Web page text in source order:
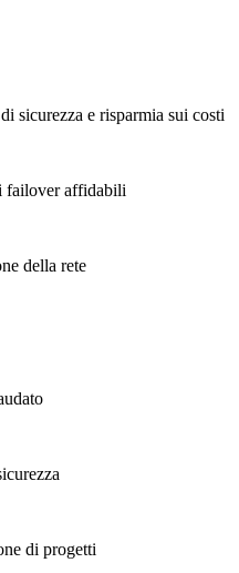
sicurezza e risparmia sui costi
failover affidabili
della rete
di progetti